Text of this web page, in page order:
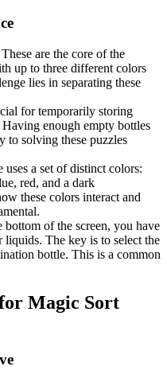
These are the core of the
up to three different colors
lies in separating these
for temporarily storing
enough empty bottles
to solving these puzzles
uses a set of distinct colors:
red, and a dark
these colors interact and
bottom of the screen, you have
The key is to select the
bottle. This is a common
Magic Sort